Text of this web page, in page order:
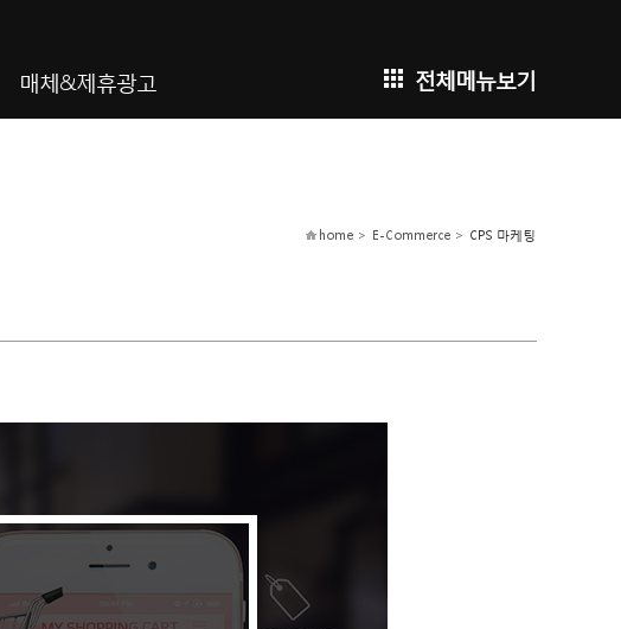
매체&제휴광고 전체메뉴보기
home > E-Commerce > CPS 마케팅